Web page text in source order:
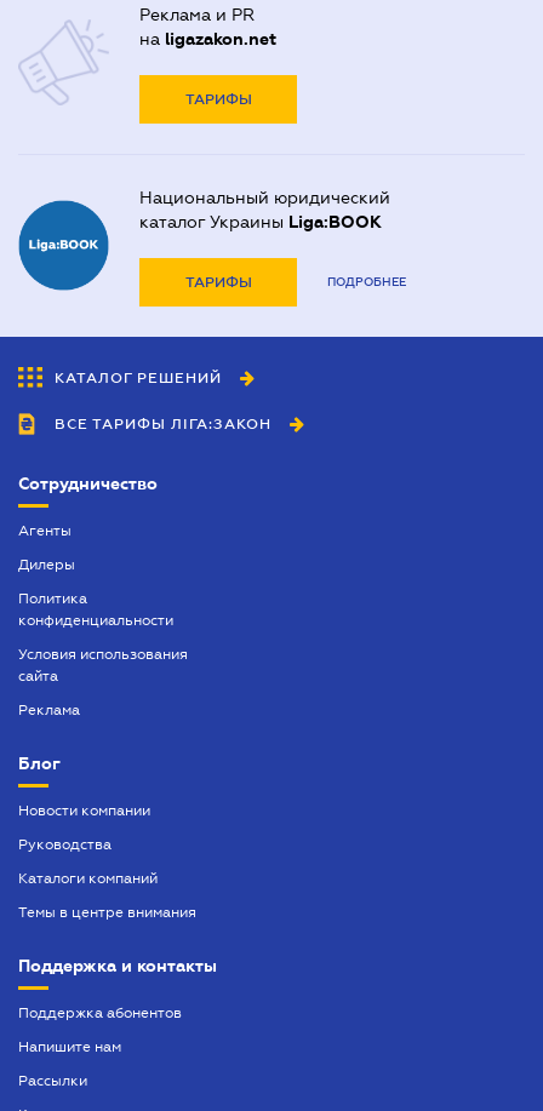
Реклама и PR
на ligazakon.net
ТАРИФЫ
Национальный юридический
каталог Украины Liga:BOOK
ТАРИФЫ ПОДРОБНЕЕ
КАТАЛОГ РЕШЕНИЙ
ВСЕ ТАРИФЫ ЛІГА:ЗАКОН
Сотрудничество
Агенты
Дилеры
Политика
конфиденциальности
Условия использования
сайта
Реклама
Блог
Новости компании
Руководства
Каталоги компаний
Темы в центре внимания
Поддержка и контакты
Поддержка абонентов
Напишите нам
Рассылки